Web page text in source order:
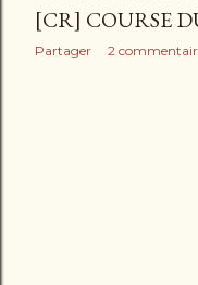
[CR] COURSE
Partager 2